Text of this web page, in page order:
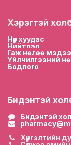
Хэрэгтэй
Нүүр хуудас
Нийтлэл
Гаж нөлөө
Үйлчилгээний
Бодлого
Бидэнтэй
Бидэнтэй
Хүргэлтийн